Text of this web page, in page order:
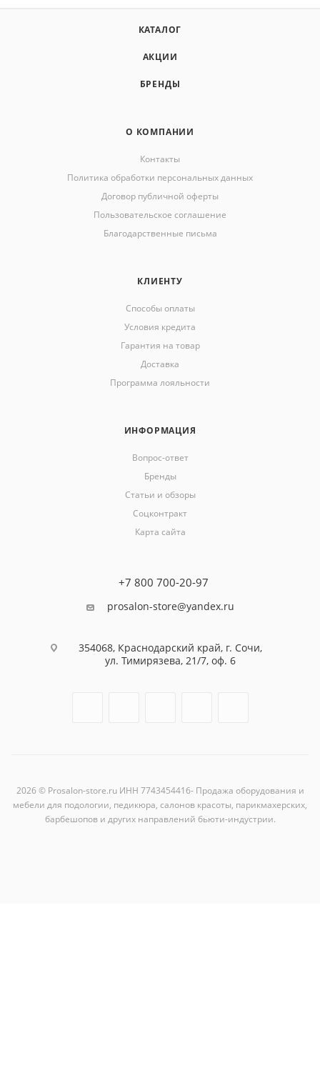
КАТАЛОГ
АКЦИИ
БРЕНДЫ
О КОМПАНИИ
Контакты
Политика обработки персональных данных
Договор публичной оферты
Пользовательское соглашение
Благодарственные письма
КЛИЕНТУ
Способы оплаты
Условия кредита
Гарантия на товар
Доставка
Программа лояльности
ИНФОРМАЦИЯ
Вопрос-ответ
Бренды
Статьи и обзоры
Соцконтракт
Карта сайта
+7 800 700-20-97
prosalon-store@yandex.ru
354068, Краснодарский край, г. Сочи,
ул. Тимирязева, 21/7, оф. 6
2026 © Prosalon-store.ru ИНН 7743454416- Продажа оборудования и
мебели для подологии, педикюра, салонов красоты, парикмахерских,
барбешопов и других направлений бьюти-индустрии.